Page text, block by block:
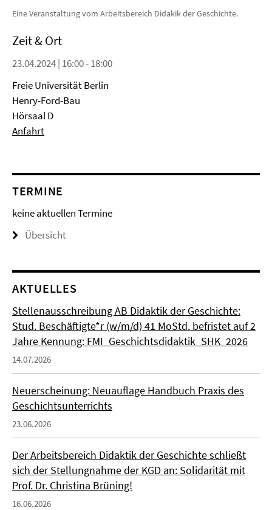
Eine Veranstaltung vom Arbeitsbereich Didakik der Geschichte.
Zeit & Ort
23.04.2024 | 16:00 - 18:00
Freie Universität Berlin
Henry-Ford-Bau
Hörsaal D
Anfahrt
TERMINE
keine aktuellen Termine
Übersicht
AKTUELLES
Stellenausschreibung AB Didaktik der Geschichte:
Stud. Beschäftigte*r (w/m/d) 41 MoStd. befristet auf 2
Jahre Kennung: FMI_Geschichtsdidaktik_SHK_2026
14.07.2026
Neuerscheinung: Neuauflage Handbuch Praxis des
Geschichtsunterrichts
23.06.2026
Der Arbeitsbereich Didaktik der Geschichte schließt
sich der Stellungnahme der KGD an: Solidarität mit
Prof. Dr. Christina Brüning!
16.06.2026